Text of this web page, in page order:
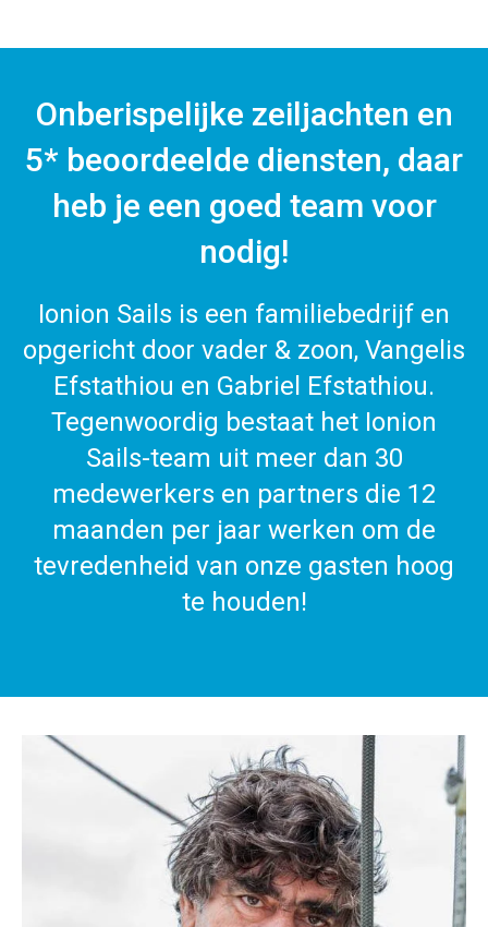
Onberispelijke zeiljachten en
5* beoordeelde diensten, daar
heb je een goed team voor
nodig!
Ionion Sails is een familiebedrijf en
opgericht door vader & zoon, Vangelis
Efstathiou en Gabriel Efstathiou.
Tegenwoordig bestaat het Ionion
Sails-team uit meer dan 30
medewerkers en partners die 12
maanden per jaar werken om de
tevredenheid van onze gasten hoog
te houden!